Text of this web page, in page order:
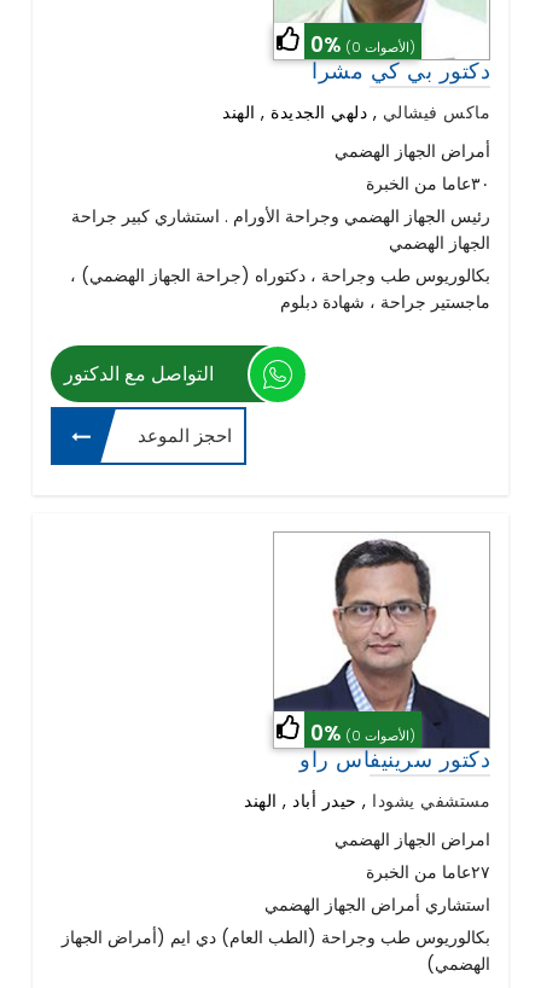
0% (0 الأصوات)
دكتور بي كي مشرا
ماكس فيشالي , دلهي الجديدة , الهند
أمراض الجهاز الهضمي
٣٠عاما من الخبرة
رئيس الجهاز الهضمي وجراحة الأورام . استشاري كبير جراحة
الجهاز الهضمي
بكالوريوس طب وجراحة ، دكتوراه (جراحة الجهاز الهضمي) ،
ماجستير جراحة ، شهادة دبلوم
التواصل مع الدكتور
احجز الموعد
0% (0 الأصوات)
دكتور سرينيفاس راو
مستشفي يشودا , حيدر أباد , الهند
امراض الجهاز الهضمي
٢٧عاما من الخبرة
استشاري أمراض الجهاز الهضمي
بكالوريوس طب وجراحة (الطب العام) دي ايم (أمراض الجهاز
الهضمي)